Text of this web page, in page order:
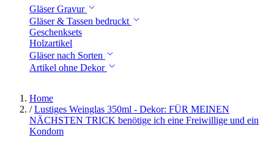
Gläser Gravur
Gläser & Tassen bedruckt
Geschenksets
Holzartikel
Gläser nach Sorten
Artikel ohne Dekor
Home
/ Lustiges Weinglas 350ml - Dekor: FÜR MEINEN
NÄCHSTEN TRICK benötige ich eine Freiwillige und ein
Kondom